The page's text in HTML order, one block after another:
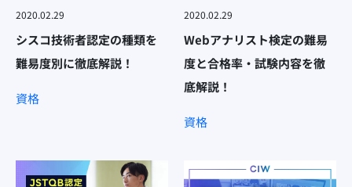
2020.02.29
シスコ技術者認定の種類を
難易度別に徹底解説！
資格
2020.02.29
Webアナリスト検定の難易
度と合格率・試験内容を徹
底解説！
資格